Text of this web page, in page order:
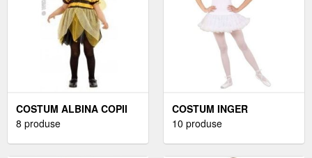
COSTUM ALBINA COPII
8 produse
COSTUM INGER
10 produse